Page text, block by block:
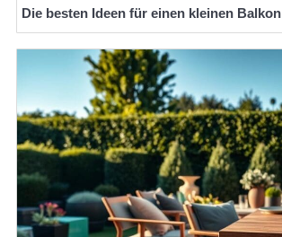
Die besten Ideen für einen kleinen Balkon